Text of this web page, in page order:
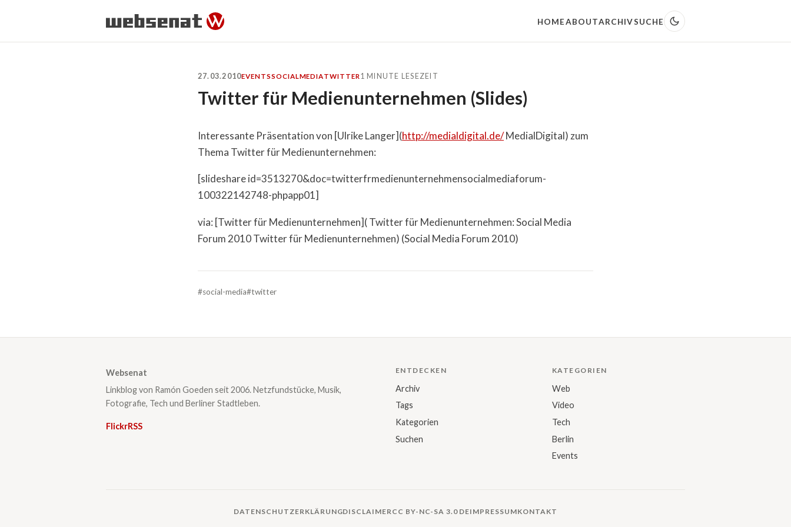
HOMEABOUTARCHIVSUCHE
27.03.2010EVENTSSOCIALMEDIATWITTER1 MINUTE LESEZEIT
Twitter für Medienunternehmen (Slides)
Interessante Präsentation von [Ulrike Langer](http://medialdigital.de/MedialDigital) zum
Thema Twitter für Medienunternehmen:
[slideshare id=3513270&doc=twitterfrmedienunternehmensocialmediaforum-
100322142748-phpapp01]
via: [Twitter für Medienunternehmen]( Twitter für Medienunternehmen: Social Media
Forum 2010 Twitter für Medienunternehmen) (Social Media Forum 2010)
#social-media#twitter
Websenat
Linkblog von Ramón Goeden seit 2006. Netzfundstücke, Musik,
Fotografie, Tech und Berliner Stadtleben.
FlickrRSS
ENTDECKEN
Archiv
Tags
Kategorien
Suchen
KATEGORIEN
Web
Video
Tech
Berlin
Events
DATENSCHUTZERKLÄRUNGDISCLAIMER CC BY-NC-SA 3.0 DEIMPRESSUMKONTAKT